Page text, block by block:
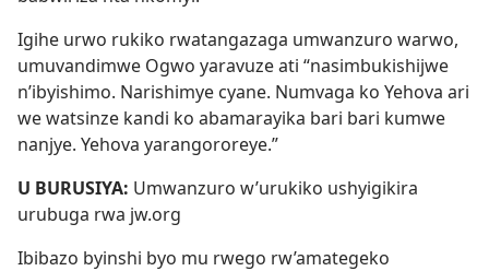
Igihe urwo rukiko rwatangazaga umwanzuro warwo,
umuvandimwe Ogwo yaravuze ati “nasimbukishijwe
n’ibyishimo. Narishimye cyane. Numvaga ko Yehova ari
we watsinze kandi ko abamarayika bari bari kumwe
nanjye. Yehova yarangororeye.”
U BURUSIYA: Umwanzuro w’urukiko ushyigikira
urubuga rwa jw.org
Ibibazo byinshi byo mu rwego rw’amategeko